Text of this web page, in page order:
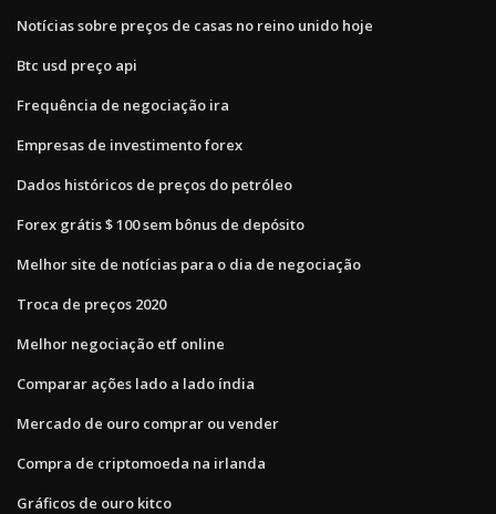
Notícias sobre preços de casas no reino unido hoje
Btc usd preço api
Frequência de negociação ira
Empresas de investimento forex
Dados históricos de preços do petróleo
Forex grátis $ 100 sem bônus de depósito
Melhor site de notícias para o dia de negociação
Troca de preços 2020
Melhor negociação etf online
Comparar ações lado a lado índia
Mercado de ouro comprar ou vender
Compra de criptomoeda na irlanda
Gráficos de ouro kitco